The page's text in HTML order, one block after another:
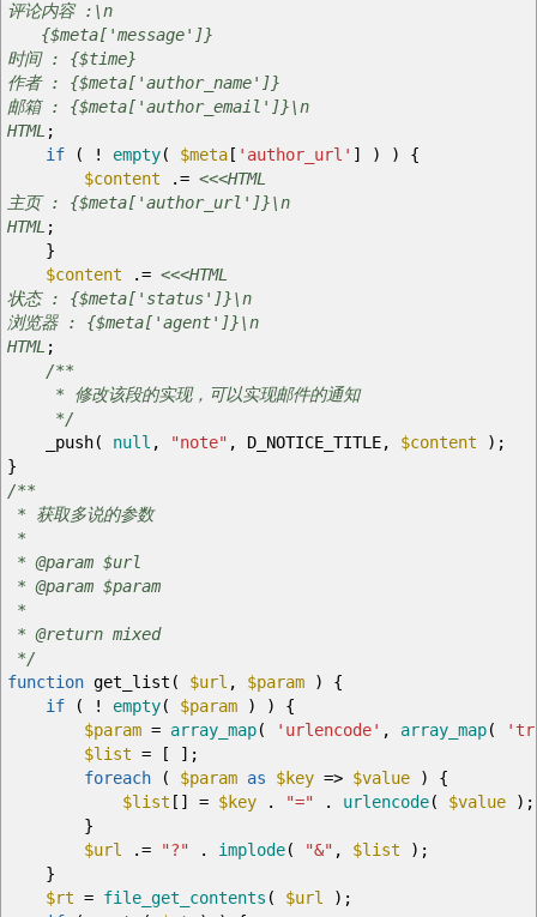
评论内容 :\n
{$meta['message']}
时间 : {$time}
作者 : {$meta['author_name']}
邮箱 : {$meta['author_email']}\n
HTML ;
if
( ! empty( $meta [ 'author_url' ] ) )
{
$content
.= <<<HTML
主页 : {$meta['author_url']}\n
HTML ;
}
$content
.= <<<HTML
状态 : {$meta['status']}\n
浏览器 : {$meta['agent']}\n
HTML ;
/**
* 修改该段的实现，可以实现邮件的通知
*/
_push( null , "note" , D_NOTICE_TITLE, $content ) ;
}
/**
* 获取多说的参数
*
* @param $url
* @param $param
*
* @return mixed
*/
function get_list ( $url , $param )
{
if
( ! empty( $param ) )
{
$param = array_map( 'urlencode' , array_map(
$list = [ ] ;
foreach
( $param as $key => $value )
{
$list [ ] = $key . "=" . urlencode( $value ) ;
}
$url
.= "?" . implode( "&" , $list ) ;
}
$rt = file_get_contents ( $url ) ;